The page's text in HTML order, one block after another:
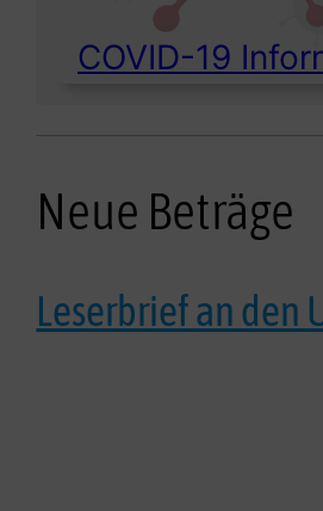
COVID-19
Neue Beträge
Leserbrief an den